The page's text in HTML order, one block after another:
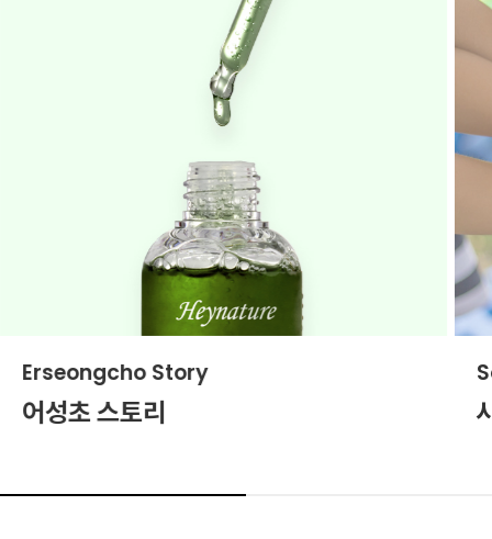
Erseongcho Story
어성초 스토리